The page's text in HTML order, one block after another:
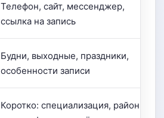
Телефон, сайт, мессенджер,
ссылка на запись
Будни, выходные, праздники,
особенности записи
Коротко: специализация, район,